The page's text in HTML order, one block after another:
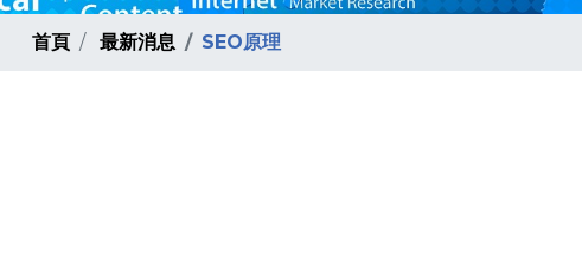
首頁 最新消息 SEO原理